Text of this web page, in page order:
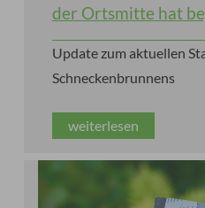
Reparatur des
der Ortsmitte hat
Schneckenbrunnens
weiterlesen